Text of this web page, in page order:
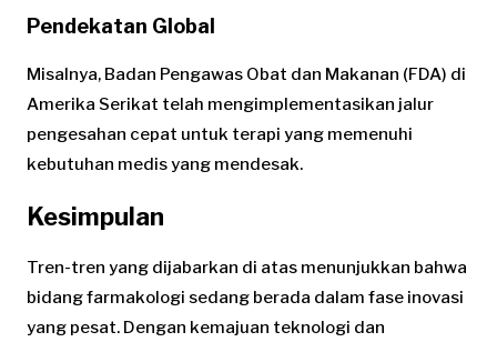
Pendekatan Global
Misalnya, Badan Pengawas Obat dan Makanan (FDA) di
Amerika Serikat telah mengimplementasikan jalur
pengesahan cepat untuk terapi yang memenuhi
kebutuhan medis yang mendesak.
Kesimpulan
Tren-tren yang dijabarkan di atas menunjukkan bahwa
bidang farmakologi sedang berada dalam fase inovasi
yang pesat. Dengan kemajuan teknologi dan